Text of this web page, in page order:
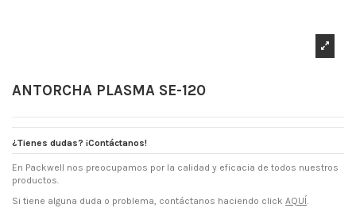
ANTORCHA PLASMA SE-120
¿Tienes dudas? ¡Contáctanos!
En Packwell nos preocupamos por la calidad y eficacia de todos nuestros
productos.
Si tiene alguna duda o problema, contáctanos haciendo click AQUÍ.